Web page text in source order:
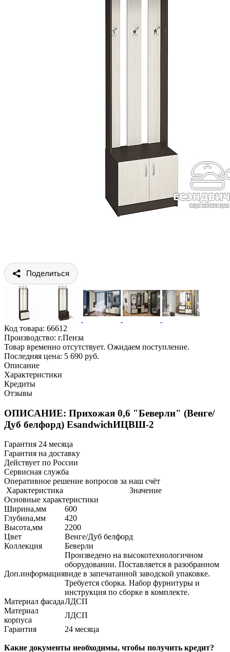
Поделиться
Код товара: 66612
Производство: г.Пенза
Товар временно отсутствует. Ожидаем поступление.
Последняя цена: 5 690 руб.
Описание
Характеристики
Кредиты
Отзывы
ОПИСАНИЕ: Прихожая 0,6 "Беверли" (Венге/
Дуб белфорд) EsandwichИЦВШ-2
Гарантия 24 месяца
Гарантия на доставку
Действует по России
Сервисная служба
Оперативное решение вопросов за наш счёт
Характеристика
Значение
Основные характеристики
Ширина,мм
600
Глубина,мм
420
Высота,мм
2200
Цвет
Венге/Дуб белфорд
Коллекция
Беверли
Доп.информация
Произведено на высокотехнологичном
оборудовании. Поставляется в разобранном
виде в запечатанной заводской упаковке.
Требуется сборка. Набор фурнитуры и
инструкция по сборке в комплекте.
Материал фасадаЛДСП
Материал
корпуса
ЛДСП
Гарантия
24 месяца
Какие документы необходимы, чтобы получить кредит?